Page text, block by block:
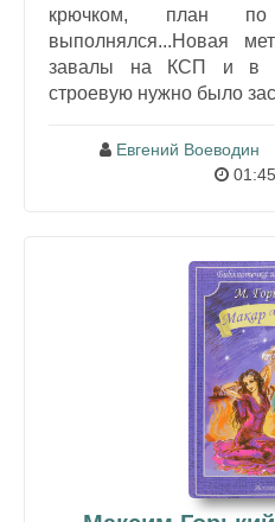
крючком, план
выполнялся...Новая
завалы на КСП и в
строевую нужно было
Евгений Воеводин